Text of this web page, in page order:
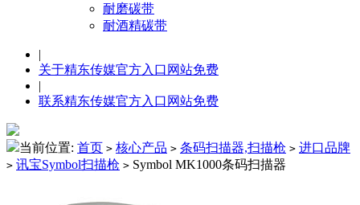
耐磨碳带
耐酒精碳带
|
关于精东传媒官方入口网站免费
|
联系精东传媒官方入口网站免费
当前位置: 首页 > 核心产品 > 条码扫描器,扫描枪 > 进口品牌
> 讯宝Symbol扫描枪 > Symbol MK1000条码扫描器